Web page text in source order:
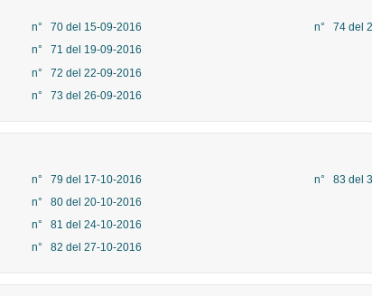
n° 70 del 15-09-2016
n° 71 del 19-09-2016
n° 72 del 22-09-2016
n° 73 del 26-09-2016
n° 74 del
n° 79 del 17-10-2016
n° 80 del 20-10-2016
n° 81 del 24-10-2016
n° 82 del 27-10-2016
n° 83 del